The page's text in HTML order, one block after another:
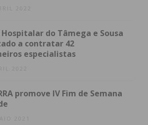
2022
do Tâmega e Sousa
a contratar 42
especialistas
2022
promove IV Fim de Semana
2021